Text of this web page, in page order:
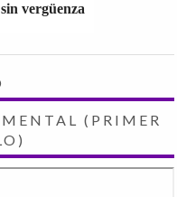
vergüenza
(PRIMER